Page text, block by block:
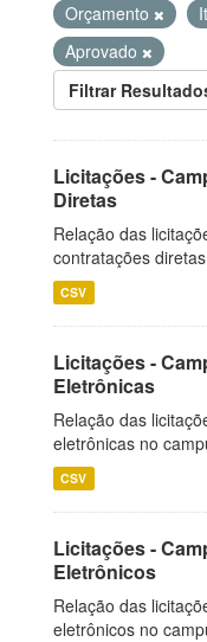
Orçamento
Aprovado
Filtrar
Licitações -
Diretas
Relação das
contratações
CSV
Licitações -
Eletrônicas
Relação das
eletrônicas no
CSV
Licitações -
Eletrônicos
Relação das
eletrônicos no